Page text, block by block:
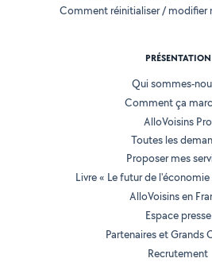
Comment réinitialiser / modifier
PRÉSENTATION
Qui sommes-
Comment ça
AlloVoisins Pro
Toutes les
Proposer mes
Livre « Le futur de
AlloVoisins en
Espace presse
Partenaires et Grands
Recrutement